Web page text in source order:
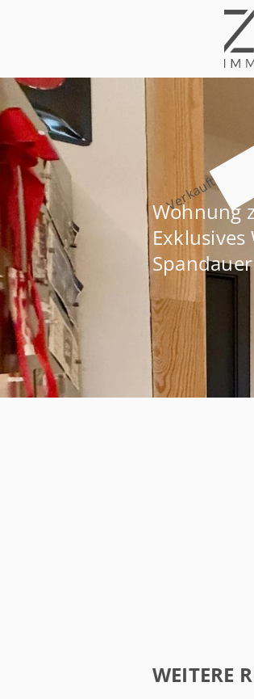
Verkauft
Wohnung
WEITERE